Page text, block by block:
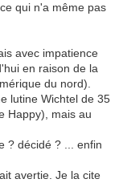
qui n'a même pas
avec impatience
en raison de la
du nord).
lutine Wichtel de 35
Happy), mais au
? décidé ? ... enfin
avertie. Je la cite